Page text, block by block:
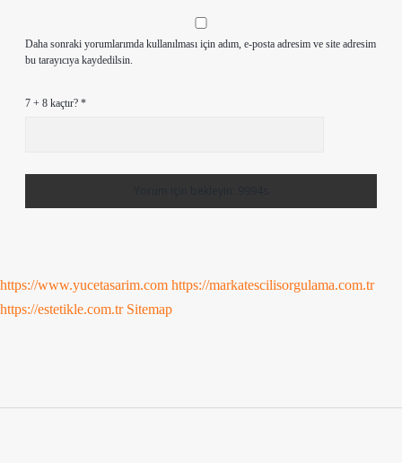
Daha sonraki yorumlarımda kullanılması için adım, e-posta adresim ve site adresim
bu tarayıcıya kaydedilsin.
7 + 8 kaçtır? *
https://www.yucetasarim.com https://markatescilisorgulama.com.tr
https://estetikle.com.tr Sitemap